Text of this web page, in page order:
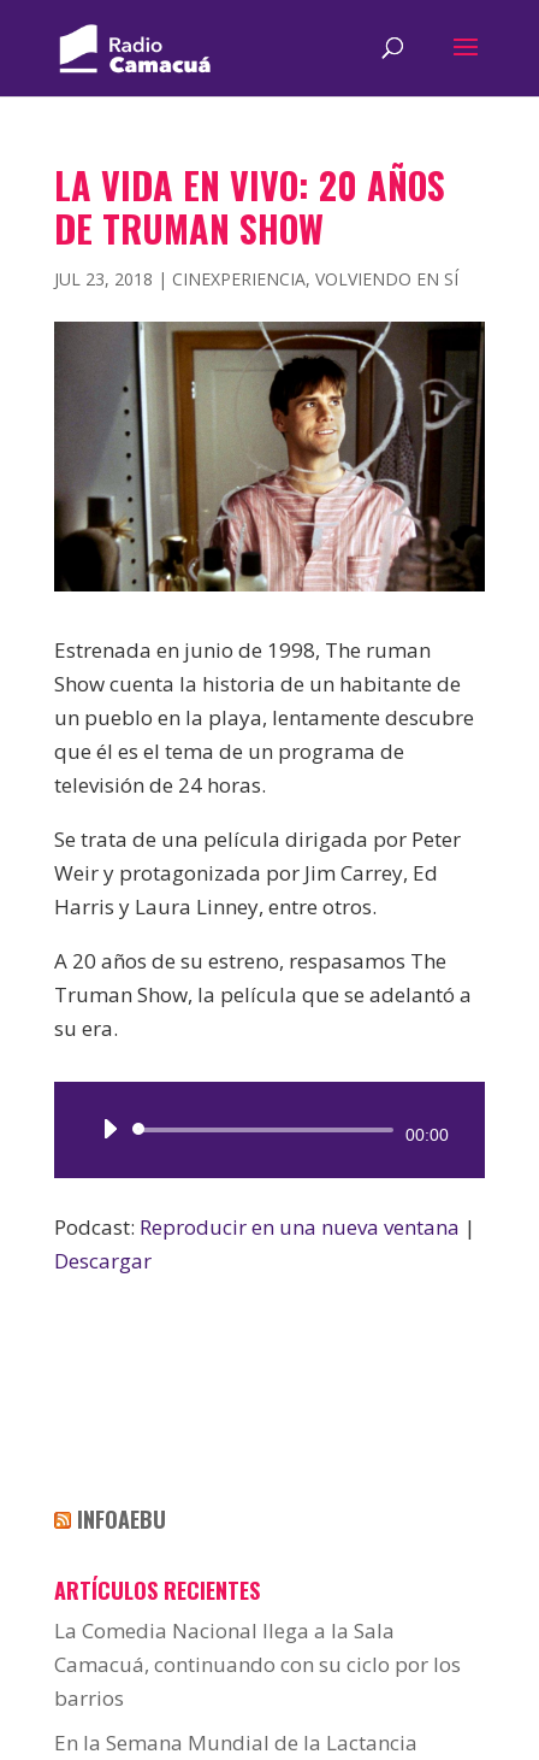
LA VIDA EN VIVO: 20 AÑOS
DE TRUMAN SHOW
JUL 23, 2018 | CINEXPERIENCIA, VOLVIENDO EN SÍ
Estrenada en junio de 1998, The ruman
Show cuenta la historia de un habitante de
un pueblo en la playa, lentamente descubre
que él es el tema de un programa de
televisión de 24 horas.
Se trata de una película dirigada por Peter
Weir y protagonizada por Jim Carrey, Ed
Harris y Laura Linney, entre otros.
A 20 años de su estreno, respasamos The
Truman Show, la película que se adelantó a
su era.
Reproductor
00:00
Podcast: Reproducir en una nueva ventana |
Descargar
INFOAEBU
ARTÍCULOS RECIENTES
La Comedia Nacional llega a la Sala
Camacuá, continuando con su ciclo por los
barrios
En la Semana Mundial de la Lactancia